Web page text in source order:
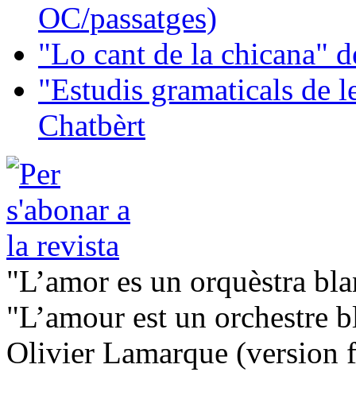
OC/passatges)
"Lo cant de la chicana"
"Estudis gramaticals de
Chatbèrt
"L’amor es un orquèstra
"L’amour est un orchestre
Olivier Lamarque (version